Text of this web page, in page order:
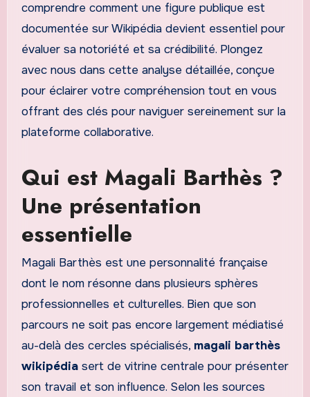
comprendre comment une figure publique est
documentée sur Wikipédia devient essentiel pour
évaluer sa notoriété et sa crédibilité. Plongez
avec nous dans cette analyse détaillée, conçue
pour éclairer votre compréhension tout en vous
offrant des clés pour naviguer sereinement sur la
plateforme collaborative.
Qui est Magali Barthès ?
Une présentation
essentielle
Magali Barthès est une personnalité française
dont le nom résonne dans plusieurs sphères
professionnelles et culturelles. Bien que son
parcours ne soit pas encore largement médiatisé
au-delà des cercles spécialisés, magali barthès
wikipédiasert de vitrine centrale pour présenter
son travail et son influence. Selon les sources